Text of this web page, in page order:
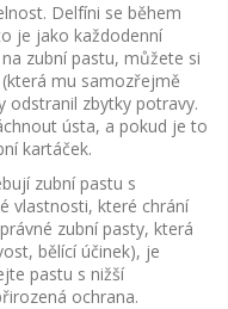
Delfíni se během
je jako každodenní
zubní pastu, můžete si
mu samozřejmě
odstranil zbytky potravy.
ústa, a pokud je to
kartáček.
zubní pastu s
vlastnosti, které chrání
zubní pasty, která
bělící účinek), je
pastu s nižší
ochrana.